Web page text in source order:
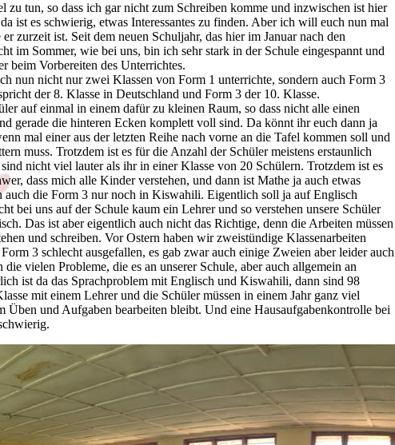
zu tun, so dass ich gar nicht zum Schreiben komme und inzwischen ist hier
ist es schwierig, etwas Interessantes zu finden. Aber ich will euch nun mal
zurzeit ist. Seit dem neuen Schuljahr, das hier im Januar nach den
im Sommer, wie bei uns, bin ich sehr stark in der Schule eingespannt und
beim Vorbereiten des Unterrichtes.
nun nicht nur zwei Klassen von Form 1 unterrichte, sondern auch Form 3
der 8. Klasse in Deutschland und Form 3 der 10. Klasse.
auf einmal in einem dafür zu kleinen Raum, so dass nicht alle einen
gerade die hinteren Ecken komplett voll sind. Da könnt ihr euch dann ja
mal einer aus der letzten Reihe nach vorne an die Tafel kommen soll und
muss. Trotzdem ist es für die Anzahl der Schüler meistens erstaunlich
nicht viel lauter als ihr in einer Klasse von 20 Schülern. Trotzdem ist es
dass mich alle Kinder verstehen, und dann ist Mathe ja auch etwas
auch die Form 3 nur noch in Kiswahili. Eigentlich soll ja auf Englisch
bei uns auf der Schule kaum ein Lehrer und so verstehen unsere Schüler
Das ist aber eigentlich auch nicht das Richtige, denn die Arbeiten müssen
und schreiben. Vor Ostern haben wir zweistündige Klassenarbeiten
3 schlecht ausgefallen, es gab zwar auch einige Zweien aber leider auch
die vielen Probleme, die es an unserer Schule, aber auch allgemein an
ist da das Sprachproblem mit Englisch und Kiswahili, dann sind 98
mit einem Lehrer und die Schüler müssen in einem Jahr ganz viel
Üben und Aufgaben bearbeiten bleibt. Und eine Hausaufgabenkontrolle bei